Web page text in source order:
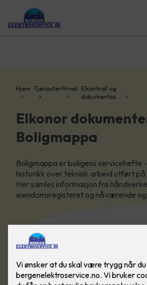
Hjem TjenesterPrivat Elkontroll og
dokumentas…
Elkonor
Boligmappa
Boligmappa er boligens servicehefte
historikk over teknisk arbeid utført på
Her samles informasjon fra
eiendomsregisteret og nåværende